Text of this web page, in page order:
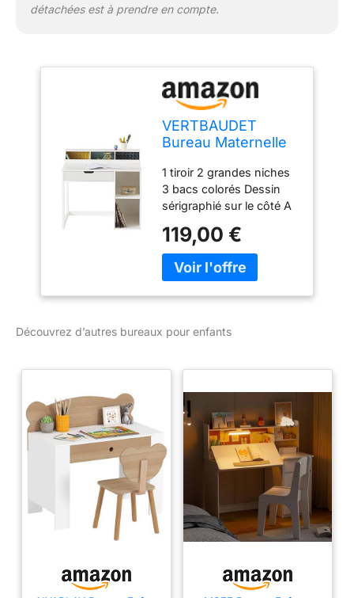
détachées est à prendre en compte.
VERTBAUDET
Bureau Maternelle
1 tiroir 2 grandes niches
3 bacs colorés Dessin
sérigraphié sur le côté A
119,00 €
Découvrez d’autres bureaux pour enfants